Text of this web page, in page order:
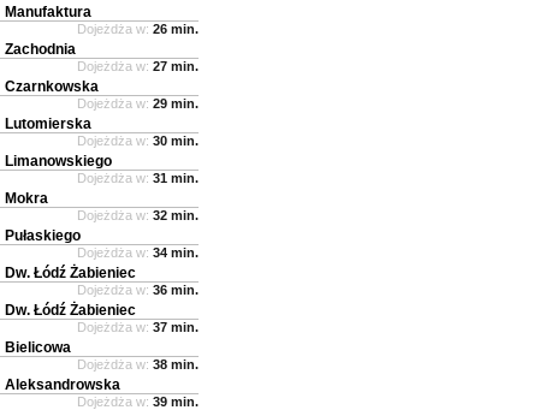
Manufaktura
Dojeżdża w: 26 min.
Zachodnia
Dojeżdża w: 27 min.
Czarnkowska
Dojeżdża w: 29 min.
Lutomierska
Dojeżdża w: 30 min.
Limanowskiego
Dojeżdża w: 31 min.
Mokra
Dojeżdża w: 32 min.
Pułaskiego
Dojeżdża w: 34 min.
Dw. Łódź Żabieniec
Dojeżdża w: 36 min.
Dw. Łódź Żabieniec
Dojeżdża w: 37 min.
Bielicowa
Dojeżdża w: 38 min.
Aleksandrowska
Dojeżdża w: 39 min.